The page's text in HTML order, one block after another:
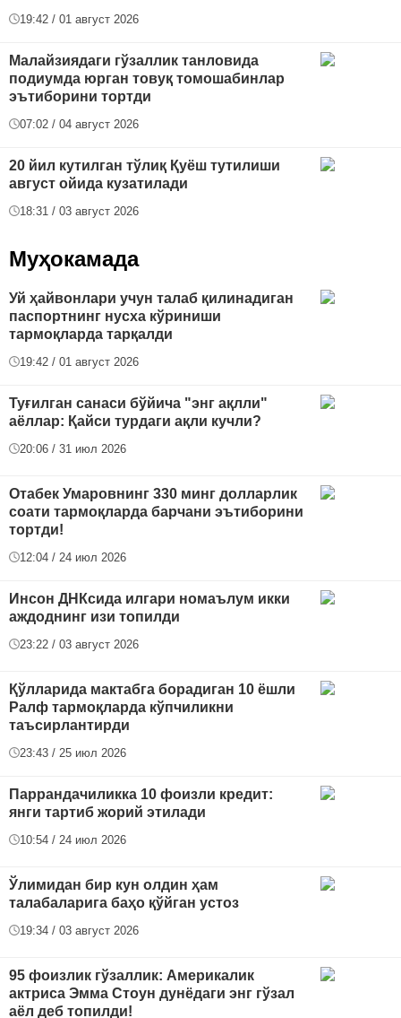
19:42 / 01 август 2026
Малайзиядаги гўзаллик танловида
подиумда юрган товуқ томошабинлар
эътиборини тортди
07:02 / 04 август 2026
20 йил кутилган тўлиқ Қуёш тутилиши
август ойида кузатилади
18:31 / 03 август 2026
Муҳокамада
Уй ҳайвонлари учун талаб қилинадиган
паспортнинг нусха кўриниши
тармоқларда тарқалди
19:42 / 01 август 2026
Туғилган санаси бўйича "энг ақлли"
аёллар: Қайси турдаги ақли кучли?
20:06 / 31 июл 2026
Отабек Умаровнинг 330 минг долларлик
соати тармоқларда барчани эътиборини
тортди!
12:04 / 24 июл 2026
Инсон ДНКсида илгари номаълум икки
аждоднинг изи топилди
23:22 / 03 август 2026
Қўлларида мактабга борадиган 10 ёшли
Ралф тармоқларда кўпчиликни
таъсирлантирди
23:43 / 25 июл 2026
Паррандачиликка 10 фоизли кредит:
янги тартиб жорий этилади
10:54 / 24 июл 2026
Ўлимидан бир кун олдин ҳам
талабаларига баҳо қўйган устоз
19:34 / 03 август 2026
95 фоизлик гўзаллик: Америкалик
актриса Эмма Стоун дунёдаги энг гўзал
аёл деб топилди!